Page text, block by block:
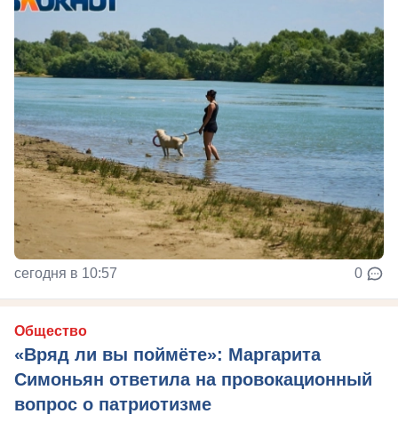
сегодня в 10:57 0
Общество
«Вряд ли вы поймёте»: Маргарита
Симоньян ответила на провокационный
вопрос о патриотизме